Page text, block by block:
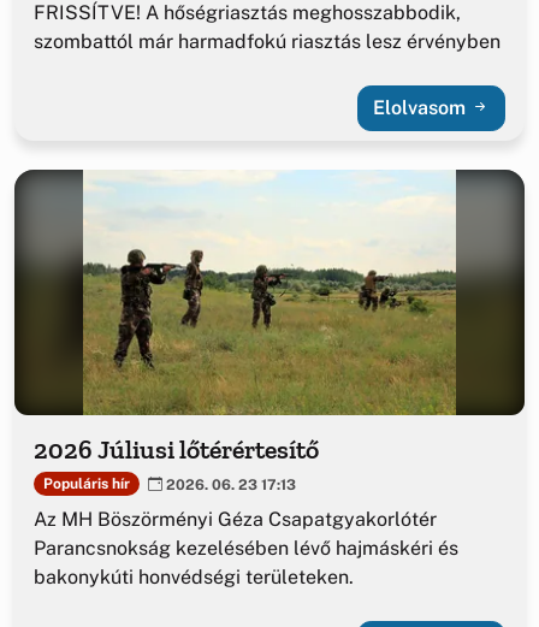
FRISSÍTVE! A hőségriasztás meghosszabbodik,
szombattól már harmadfokú riasztás lesz érvényben
Elolvasom
2026 Júliusi lőtérértesítő
Populáris hír 2026. 06. 23 17:13
Az MH Böszörményi Géza Csapatgyakorlótér
Parancsnokság kezelésében lévő hajmáskéri és
bakonykúti honvédségi területeken.